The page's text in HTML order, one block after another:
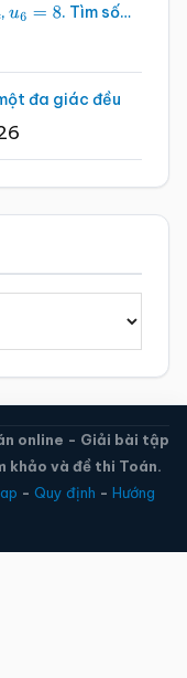
, u6 =8 . Tìm số…
đa giác đều
online - Giải bài tập
khảo và đề thi Toán.
- Quy định - Hướng